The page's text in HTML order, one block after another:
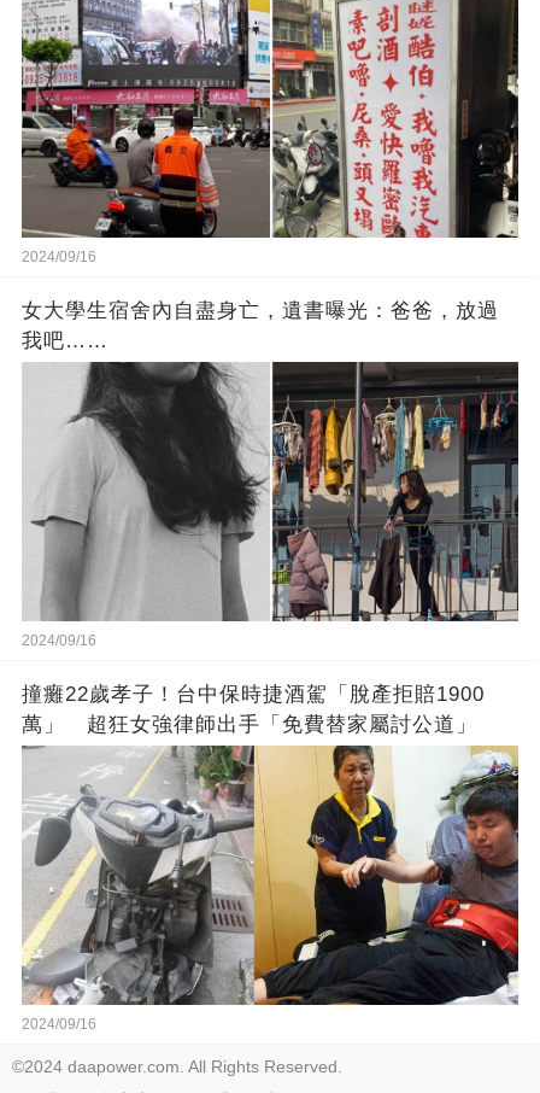
2024/09/16
女大學生宿舍內自盡身亡，遺書曝光：爸爸，放過
我吧……
2024/09/16
撞癱22歲孝子！台中保時捷酒駕「脫產拒賠1900
萬」 超狂女強律師出手「免費替家屬討公道」
2024/09/16
©2024 daapower.com. All Rights Reserved.